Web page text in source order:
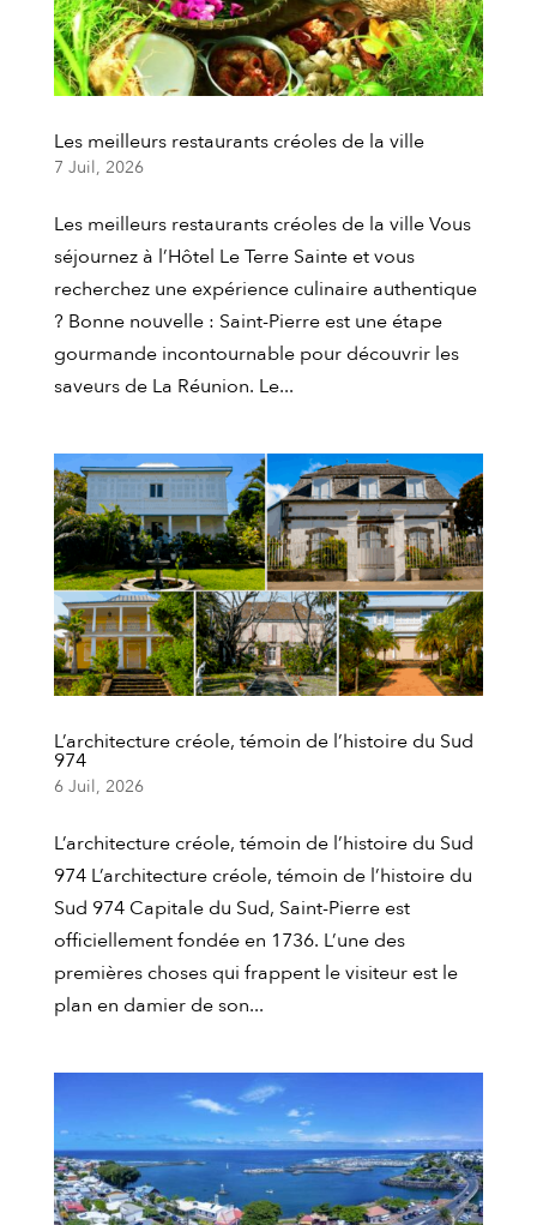
Les meilleurs restaurants créoles de la ville
7 Juil, 2026
Les meilleurs restaurants créoles de la ville Vous
séjournez à l’Hôtel Le Terre Sainte et vous
recherchez une expérience culinaire authentique
? Bonne nouvelle : Saint-Pierre est une étape
gourmande incontournable pour découvrir les
saveurs de La Réunion. Le...
L’architecture créole, témoin de l’histoire du Sud
974
6 Juil, 2026
L’architecture créole, témoin de l’histoire du Sud
974 L’architecture créole, témoin de l’histoire du
Sud 974 Capitale du Sud, Saint-Pierre est
officiellement fondée en 1736. L’une des
premières choses qui frappent le visiteur est le
plan en damier de son...